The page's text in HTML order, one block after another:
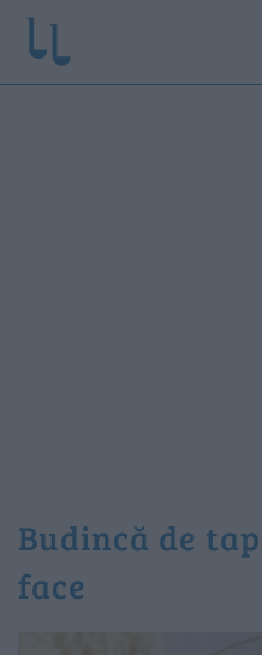
budincă de tapioca cum se
face